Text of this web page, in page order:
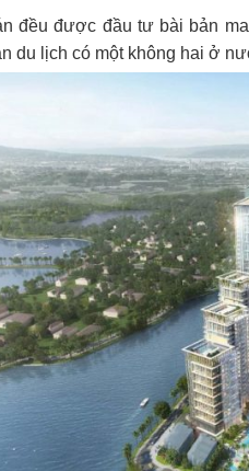
đều được đầu tư bài bản
du lịch có một không hai ở